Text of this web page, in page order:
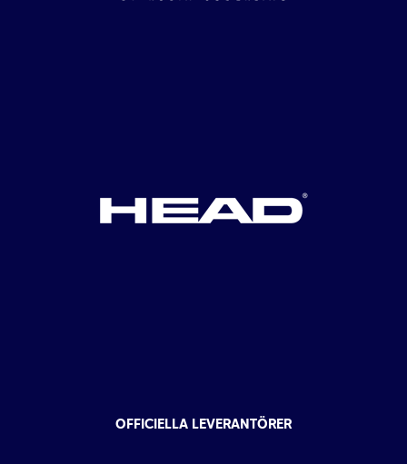
OFFICIELLA LEVERANTÖRER